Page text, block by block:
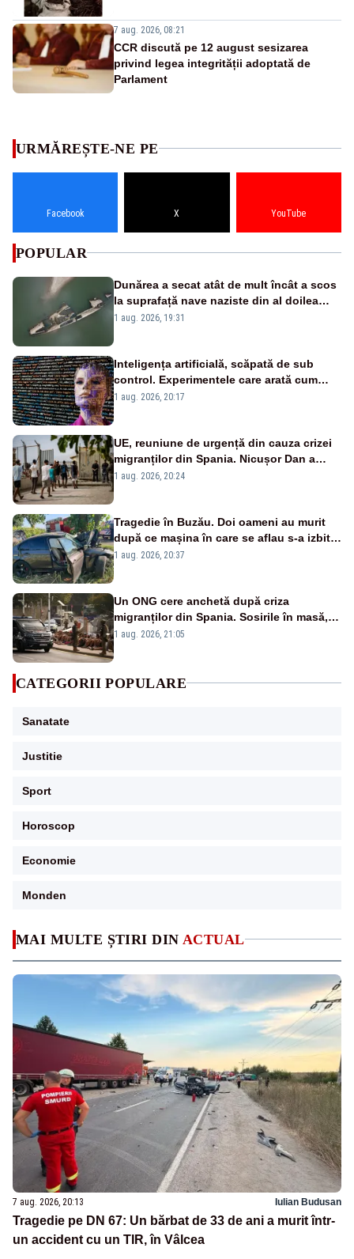
7 aug. 2026, 08:21
CCR discută pe 12 august sesizarea
privind legea integrității adoptată de
Parlament
MAI MULTE ȘTIRI DIN ACTUAL
7 aug. 2026, 20:13 Iulian Budusan
Tragedie pe DN 67: Un bărbat de 33 de ani a murit într-
un accident cu un TIR, în Vâlcea
URMĂREȘTE-NE PE
Facebook X YouTube
POPULAR
Dunărea a secat atât de mult încât a scos
la suprafață nave naziste din al doilea
război mondial
1 aug. 2026, 19:31
Inteligența artificială, scăpată de sub
control. Experimentele care arată cum
poate să distrugă omenirea
1 aug. 2026, 20:17
UE, reuniune de urgență din cauza crizei
migranților din Spania. Nicușor Dan a
semnat scrisoarea
1 aug. 2026, 20:24
Tragedie în Buzău. Doi oameni au murit
după ce mașina în care se aflau s-a izbit
violent de un copac
1 aug. 2026, 20:37
Un ONG cere anchetă după criza
migranților din Spania. Sosirile în masă,
imposibile fără ”acordul autorităților”
1 aug. 2026, 21:05
CATEGORII POPULARE
Sanatate
Justitie
Sport
Horoscop
Economie
Monden